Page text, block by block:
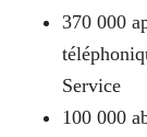
370 000
Service
100 000